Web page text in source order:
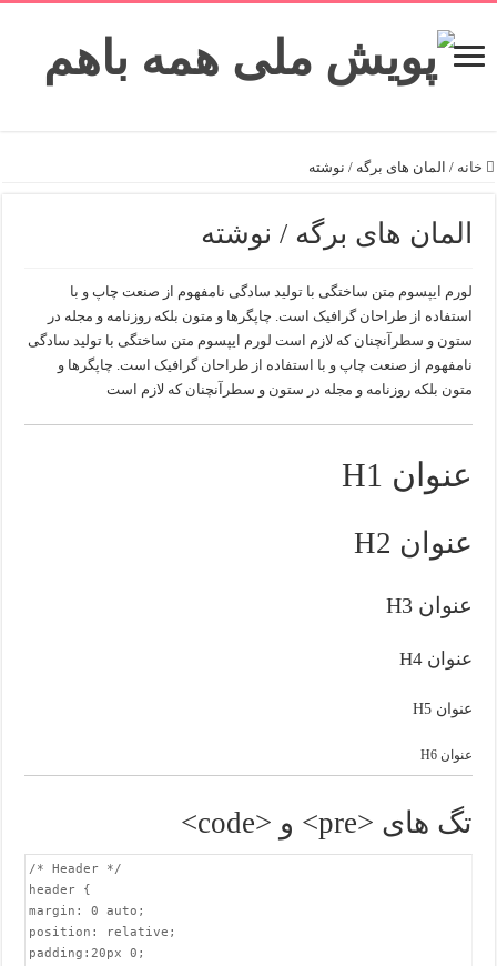
خانه / المان های برگه / نوشته
المان های برگه / نوشته
لورم ایپسوم متن ساختگی با تولید سادگی نامفهوم از صنعت چاپ و با
استفاده از طراحان گرافیک است. چاپگرها و متون بلکه روزنامه و مجله در
ستون و سطرآنچنان که لازم است لورم ایپسوم متن ساختگی با تولید سادگی
نامفهوم از صنعت چاپ و با استفاده از طراحان گرافیک است. چاپگرها و
متون بلکه روزنامه و مجله در ستون و سطرآنچنان که لازم است
عنوان H1
عنوان H2
عنوان H3
عنوان H4
عنوان H5
عنوان H6
تگ های <pre> و <code>
/* Header */
header {
margin: 0 auto;
position: relative;
padding:20px 0;